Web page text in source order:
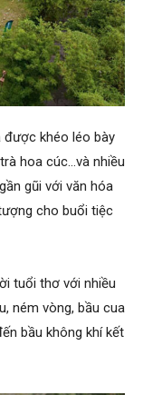
được khéo léo bày
hoa cúc…và nhiều
gũi với văn hóa
cho buổi tiệc
tuổi thơ với nhiều
ném vòng, bầu cua
bầu không khí kết